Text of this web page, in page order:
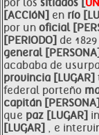
por los sitiados [
[ACCIóN] en río
por un oficial
[PERIODO] de
general [PERSONA]
acababa de
provincia [LUGAR]
federal porteño
capitán [PERSONA]
que paz [LUGAR]
[LUGAR] , e